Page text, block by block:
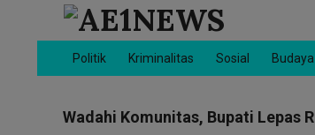
AE1NEWS
Primary
Menu
Politik Kriminalitas Sosial Budaya
Wadahi Komunitas, Bupati Lepas